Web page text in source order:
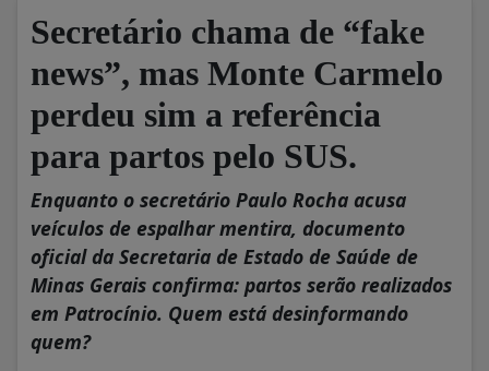
Secretário chama de “fake
news”, mas Monte Carmelo
perdeu sim a referência
para partos pelo SUS.
Enquanto o secretário Paulo Rocha acusa
veículos de espalhar mentira, documento
oficial da Secretaria de Estado de Saúde de
Minas Gerais confirma: partos serão realizados
em Patrocínio. Quem está desinformando
quem?